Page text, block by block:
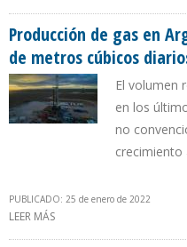
Producción de gas en
de metros cúbicos
El volumen
en los
no
crecimiento
PUBLICADO: 25 de enero de 2022
LEER MÁS